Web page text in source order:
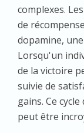
complexes.
de
dopamine,
Lorsqu'un
de la victoire
suivie de
gains. Ce
peut être